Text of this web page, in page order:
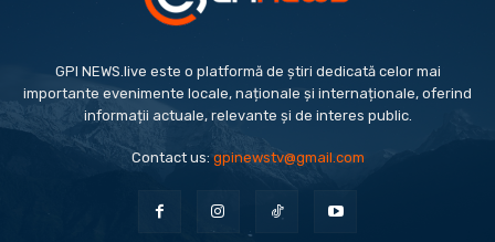
GPI NEWS.live este o platformă de știri dedicată celor mai
importante evenimente locale, naționale și internaționale, oferind
informații actuale, relevante și de interes public.
Contact us:gpinewstv@gmail.com